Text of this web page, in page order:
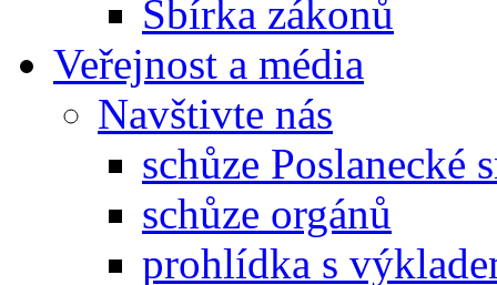
Sbírka zákonů
Veřejnost a média
Navštivte nás
schůze Poslanecké
schůze orgánů
prohlídka s